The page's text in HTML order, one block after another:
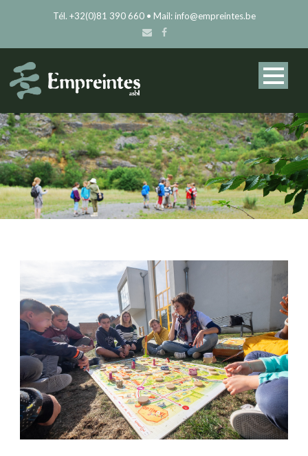
Tél. +32(0)81 390 660 • Mail: info@empreintes.be